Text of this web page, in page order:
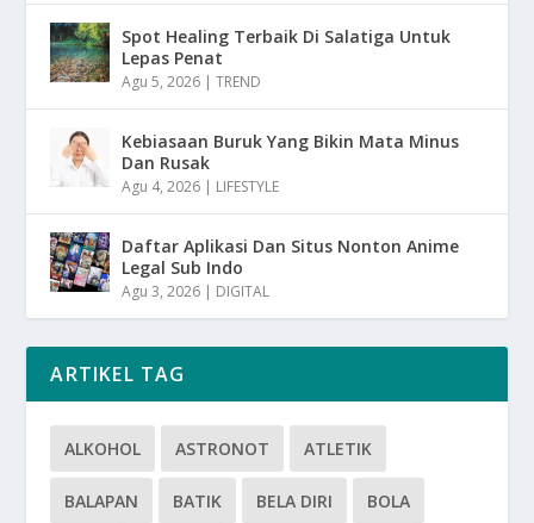
Spot Healing Terbaik Di Salatiga Untuk
Lepas Penat
Agu 5, 2026 |TREND
Kebiasaan Buruk Yang Bikin Mata Minus
Dan Rusak
Agu 4, 2026 | LIFESTYLE
Daftar Aplikasi Dan Situs Nonton Anime
Legal Sub Indo
Agu 3, 2026 | DIGITAL
ARTIKEL TAG
ALKOHOL ASTRONOT ATLETIK
BALAPAN BATIK BELA DIRI BOLA